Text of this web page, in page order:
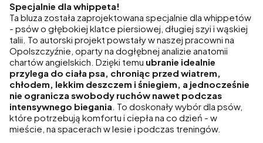
Specjalnie dla whippeta!
Ta bluza została zaprojektowana specjalnie dla whippetów
- psów o głębokiej klatce piersiowej, długiej szyi i wąskiej
talii. To autorski projekt powstały w naszej pracowni na
Opolszczyźnie, oparty na dogłębnej analizie anatomii
chartów angielskich. Dzięki temu ubranie idealnie
przylega do ciała psa, chroniąc przed wiatrem,
chłodem, lekkim deszczem i śniegiem, a jednocześnie
nie ogranicza swobody ruchów nawet podczas
intensywnego biegania . To doskonały wybór dla psów,
które potrzebują komfortu i ciepła na co dzień - w
mieście, na spacerach w lesie i podczas treningów.